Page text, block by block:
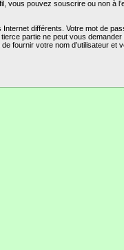
pouvez souscrire ou non à
différents. Votre mot de
partie ne peut vous
fournir votre nom d’utilisateur et